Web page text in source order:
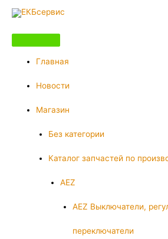
Перейти
содержимому
Главная
Новости
Магазин
Без категории
Каталог запчастей по
AEZ
AEZ Выключатели,
переключатели